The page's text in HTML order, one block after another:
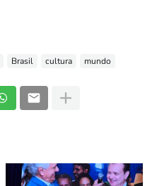
Brasil cultura mundo